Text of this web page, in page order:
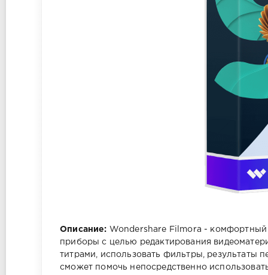
Описание: Wondershare Filmora -
приборы с целью редактирования
титрами, использовать фильтры, результаты
сможет помочь непосредственно